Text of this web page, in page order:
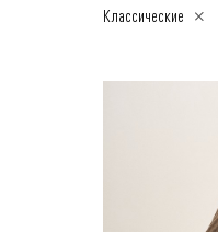
Классические